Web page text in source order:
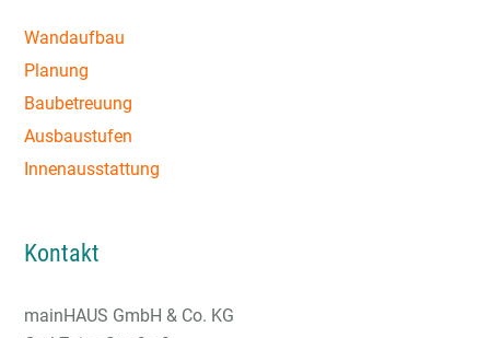
Wandaufbau
Planung
Baubetreuung
Ausbaustufen
Innenausstattung
Kontakt
mainHAUS GmbH & Co. KG